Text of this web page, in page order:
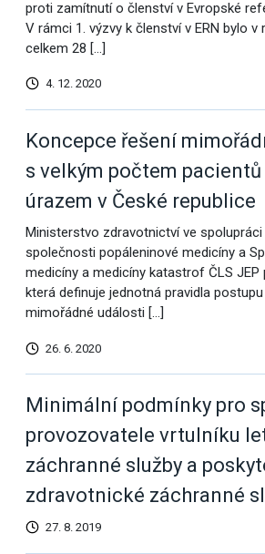
proti zamítnutí o členství v Evropské
V rámci 1. výzvy k členství v ERN bylo v
celkem 28 […]
4. 12. 2020
Koncepce řešení
s velkým počtem
úrazem v České republice
Ministerstvo zdravotnictví ve
společnosti popáleninové medicíny a
medicíny a medicíny katastrof ČLS JEP
která definuje jednotná pravidla
mimořádné události […]
26. 6. 2020
Minimální podmínky pro
provozovatele vrtulníku
záchranné služby a
zdravotnické záchranné
27. 8. 2019